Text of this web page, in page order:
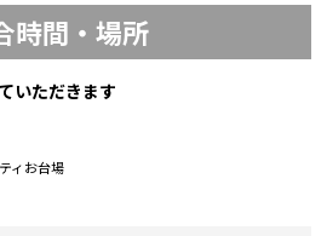
時間・場所
いただきます
ィお台場